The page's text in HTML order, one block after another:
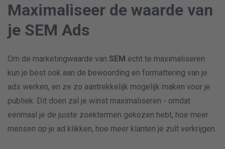
Maximaliseer de waarde van
je SEM Ads
Om de marketingwaarde van SEM echt te maximaliseren
kun je best ook aan de bewoording en formattering van je
ads werken, en ze zo aantrekkelijk mogelijk maken voor je
publiek. Dit doen zal je winst maximaliseren - omdat
eenmaal je de juiste zoektermen gekozen hebt, hoe meer
mensen op je ad klikken, hoe meer klanten je zult verkrijgen.